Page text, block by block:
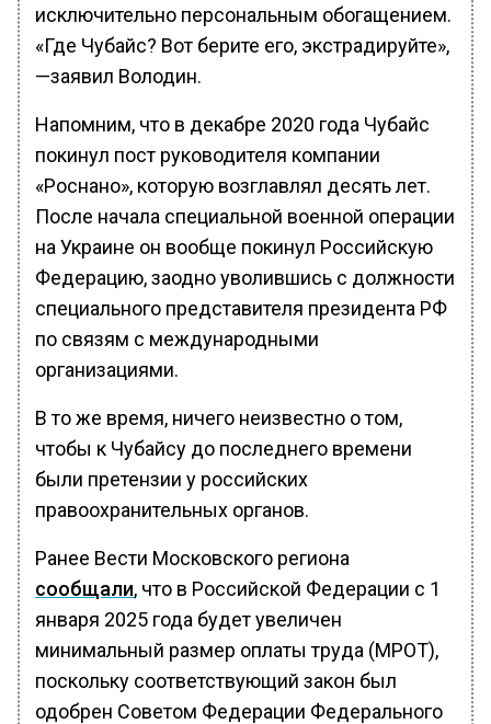
исключительно персональным обогащением.
«Где Чубайс? Вот берите его, экстрадируйте»,
—заявил Володин.
Напомним, что в декабре 2020 года Чубайс
покинул пост руководителя компании
«Роснано», которую возглавлял десять лет.
После начала специальной военной операции
на Украине он вообще покинул Российскую
Федерацию, заодно уволившись с должности
специального представителя президента РФ
по связям с международными
организациями.
В то же время, ничего неизвестно о том,
чтобы к Чубайсу до последнего времени
были претензии у российских
правоохранительных органов.
Ранее Вести Московского региона
сообщали, что в Российской Федерации с 1
января 2025 года будет увеличен
минимальный размер оплаты труда (МРОТ),
поскольку соответствующий закон был
одобрен Советом Федерации Федерального